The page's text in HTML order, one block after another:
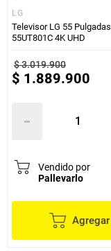
LG
Televisor LG 55 Pulgadas
55UT801C 4K UHD
$3.019.900
$ 1.889.900
Vendido por
Pallevarlo
Agregar